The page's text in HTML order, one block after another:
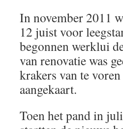
In november 2011
12 juist voor
begonnen werklui
van renovatie was
krakers van te
aangekaart.
Toen het pand in